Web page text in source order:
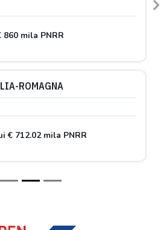
mila PNRR
ROMAGNA
€ 712.02 mila PNRR